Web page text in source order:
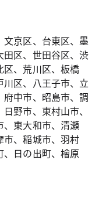
京区、台東区、墨
田区、世田谷区、渋
区、荒川区、板橋
区、八王子市、立
中市、昭島市、調
野市、東村山市、
、東大和市、清瀬
市、稲城市、羽村
日の出町、檜原